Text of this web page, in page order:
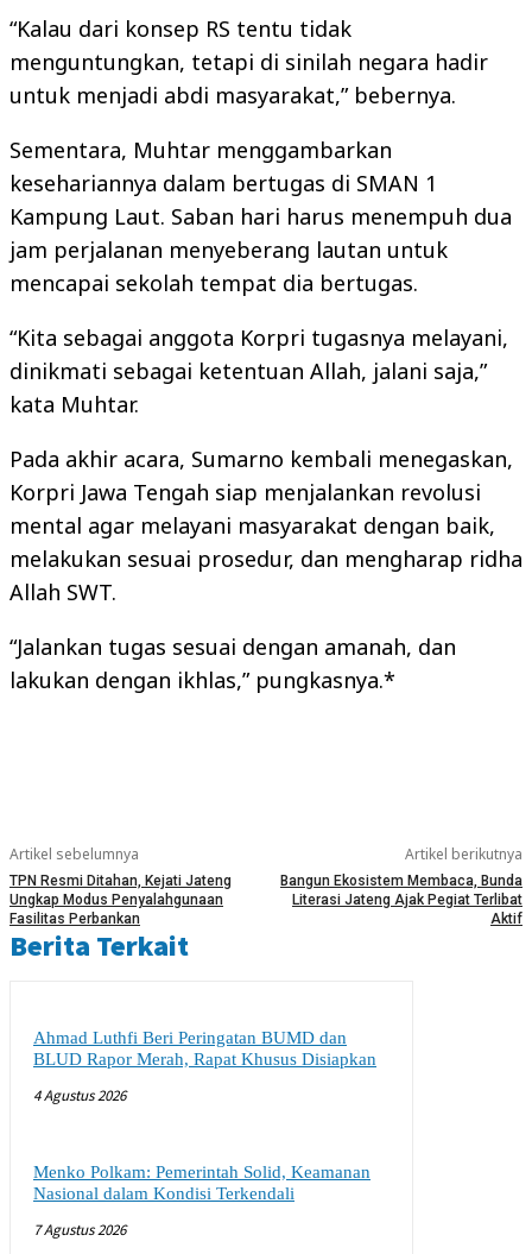
“Kalau dari konsep RS tentu tidak
menguntungkan, tetapi di sinilah negara hadir
untuk menjadi abdi masyarakat,” bebernya.
Sementara, Muhtar menggambarkan
kesehariannya dalam bertugas di SMAN 1
Kampung Laut. Saban hari harus menempuh dua
jam perjalanan menyeberang lautan untuk
mencapai sekolah tempat dia bertugas.
“Kita sebagai anggota Korpri tugasnya melayani,
dinikmati sebagai ketentuan Allah, jalani saja,”
kata Muhtar.
Pada akhir acara, Sumarno kembali menegaskan,
Korpri Jawa Tengah siap menjalankan revolusi
mental agar melayani masyarakat dengan baik,
melakukan sesuai prosedur, dan mengharap ridha
Allah SWT.
“Jalankan tugas sesuai dengan amanah, dan
lakukan dengan ikhlas,” pungkasnya.*
Artikel sebelumnya
TPN Resmi Ditahan, Kejati Jateng
Ungkap Modus Penyalahgunaan
Fasilitas Perbankan
Artikel berikutnya
Bangun Ekosistem Membaca, Bunda
Literasi Jateng Ajak Pegiat Terlibat
Aktif
Berita Terkait
Ahmad Luthfi Beri Peringatan BUMD dan
BLUD Rapor Merah, Rapat Khusus Disiapkan
4 Agustus 2026
Menko Polkam: Pemerintah Solid, Keamanan
Nasional dalam Kondisi Terkendali
7 Agustus 2026